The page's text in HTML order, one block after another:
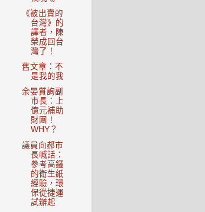
《被出賣的
台灣》的
譯者，陳
榮成回台
灣了！
舊文章：不
是我的我
余晏質詢副
市長：上
億元補助
財團！
WHY？
議員向郝市
長喊話：
參考高鐵
的衛生紙
經驗，環
保從捷運
試辦起